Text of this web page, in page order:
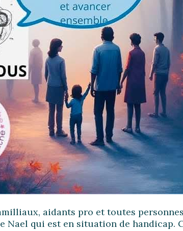
aidants pro et toutes
qui est en situation de handicap.